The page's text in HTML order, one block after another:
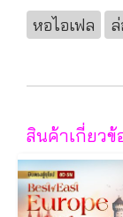
หอไอเฟล
สินค้าเกี่ยวข้